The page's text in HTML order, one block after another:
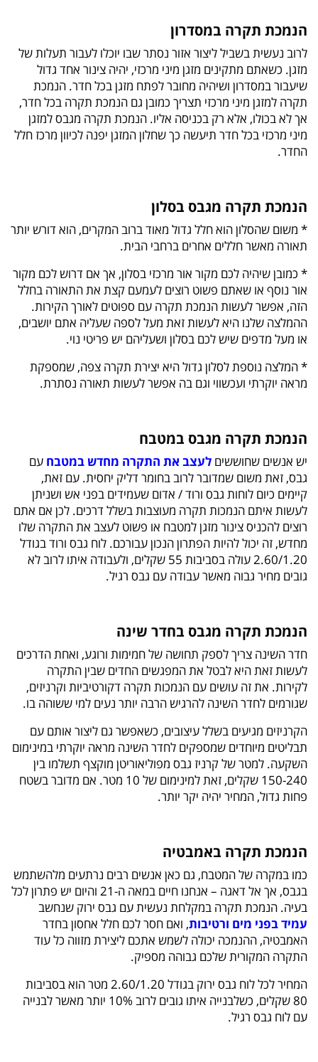
הנמכת תקרה במסדרון
לרוב נעשית בשביל ליצור אזור נסתר שבו יוכלו לעבור תעלות של
מזגן. כשאתם מתקינים מזגן מיני מרכזי, יהיה צינור אחד גדול
שיעבור במסדרון ושיהיה מחובר לפתח מזגן בכל חדר. הנמכת
תקרה למזגן מיני מרכזי תצריך כמובן גם הנמכת תקרה בכל חדר,
אך לא בכולו, אלא רק בכניסה אליו. הנמכת תקרה מגבס למזגן
מיני מרכזי בכל חדר תיעשה כך שחלון המזגן יפנה לכיוון מרכז חלל
החדר.
הנמכת תקרה מגבס בסלון
* משום שהסלון הוא חלל גדול מאוד ברוב המקרים, הוא דורש יותר
תאורה מאשר חללים אחרים ברחבי הבית.
* כמובן שיהיה לכם מקור אור מרכזי בסלון, אך אם דרוש לכם מקור
אור נוסף או שאתם פשוט רוצים לעמעם קצת את התאורה בחלל
הזה, אפשר לעשות הנמכת תקרה עם ספוטים לאורך הקירות.
ההמלצה שלנו היא לעשות זאת מעל לספה שעליה אתם יושבים,
או מעל מדפים שיש לכם בסלון ושעליהם יש פריטי נוי.
* המלצה נוספת לסלון גדול היא יצירת תקרה צפה, שמספקת
מראה יוקרתי ועכשווי וגם בה אפשר לעשות תאורה נסתרת.
הנמכת תקרה מגבס במטבח
יש אנשים שחוששים לעצב את התקרה מחדש במטבח עם
גבס, זאת משום שמדובר לרוב בחומר דליק יחסית. עם זאת,
קיימים כיום לוחות גבס ורוד / אדום שעמידים בפני אש ושניתן
לעשות איתם הנמכות תקרה מעוצבות בשלל דרכים. לכן אם אתם
רוצים להכניס צינור מזגן למטבח או פשוט לעצב את התקרה שלו
מחדש, זה יכול להיות הפתרון הנכון עבורכם. לוח גבס ורוד בגודל
2.60/1.20 עולה בסביבות 55 שקלים, ולעבודה איתו לרוב לא
גובים מחיר גבוה מאשר עבודה עם גבס רגיל.
הנמכת תקרה מגבס בחדר שינה
חדר השינה צריך לספק תחושה של חמימות ורוגע, ואחת הדרכים
לעשות זאת היא לבטל את המפגשים החדים שבין התקרה
לקירות. את זה עושים עם הנמכות תקרה דקורטיביות וקרניזים,
שגורמים לחדר השינה להרגיש הרבה יותר נעים למי ששוהה בו.
הקרניזים מגיעים בשלל עיצובים, כשאפשר גם ליצור אותם עם
תבליטים מיוחדים שמספקים לחדר השינה מראה יוקרתי במינימום
השקעה. למטר של קרניז גבס מפוליאוריטן מוקצף תשלמו בין
150-240 שקלים, זאת למינימום של 10 מטר. אם מדובר בשטח
פחות גדול, המחיר יהיה יקר יותר.
הנמכת תקרה באמבטיה
כמו במקרה של המטבח, גם כאן אנשים רבים נרתעים מלהשתמש
בגבס, אך אל דאגה – אנחנו חיים במאה ה-21 והיום יש פתרון לכל
בעיה. הנמכת תקרה במקלחת נעשית עם גבס ירוק שנחשב
עמיד בפני מים ורטיבות, ואם חסר לכם חלל אחסון בחדר
האמבטיה, ההנמכה יכולה לשמש אתכם ליצירת מזווה כל עוד
התקרה המקורית שלכם גבוהה מספיק.
המחיר לכל לוח גבס ירוק בגודל 2.60/1.20 מטר הוא בסביבות
80 שקלים, כשלבנייה איתו גובים לרוב 10% יותר מאשר לבנייה
עם לוח גבס רגיל.